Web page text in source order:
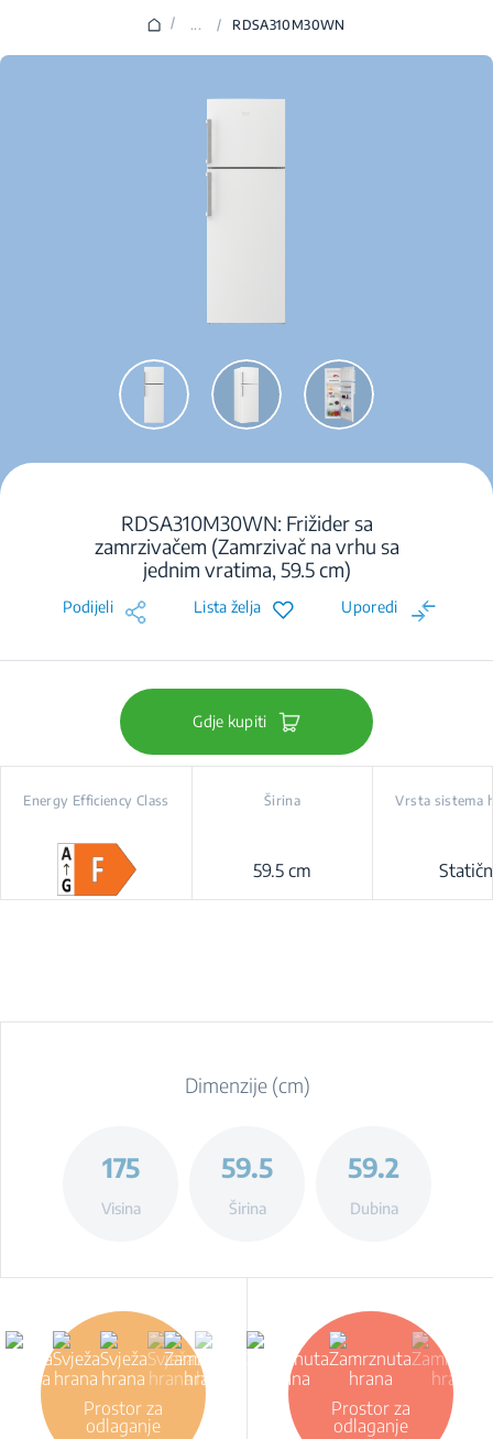
/ ... / RDSA310M30WN
RDSA310M30WN: Frižider sa
zamrzivačem (Zamrzivač na vrhu sa
jednim vratima, 59.5 cm)
Podijeli Lista želja Uporedi
Gdje kupiti
Energy Efficiency Class Širina
59.5 cm
Vrsta sistema
Dimenzije (cm)
175
Visina
59.5
Širina
59.2
Dubina
Prostor za
odlaganje
Prostor za
odlaganje